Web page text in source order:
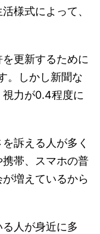
様式によって、
更新するために
。しかし新聞な
力が0.4程度に
訴える人が多く
帯、スマホの普
増えているから
人が身近に多